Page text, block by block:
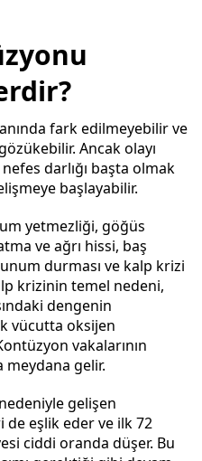
fark edilmeyebilir ve
Ancak olayı
darlığı başta olmak
başlayabilir.
yetmezliği, göğüs
ve ağrı hissi, baş
durması ve kalp krizi
krizinin temel nedeni,
dengenin
vücutta oksijen
vakalarının
meydana gelir.
gelişen
eşlik eder ve ilk 72
ciddi oranda düşer. Bu